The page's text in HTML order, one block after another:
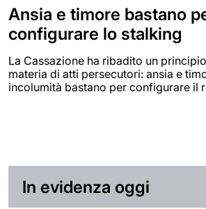
Ansia e timore bastano
configurare lo stalking
La Cassazione ha ribadito un
materia di atti persecutori: ansia e
incolumità bastano per configurare il
In evidenza oggi